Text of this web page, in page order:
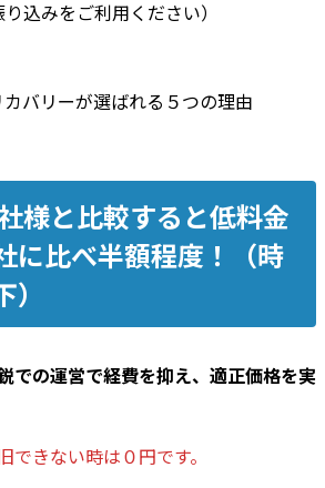
込みをご利用ください）
様と比較すると低料金
に比べ半額程度！（時
での運営で経費を抑え、適正価格を実
できない時は０円です。